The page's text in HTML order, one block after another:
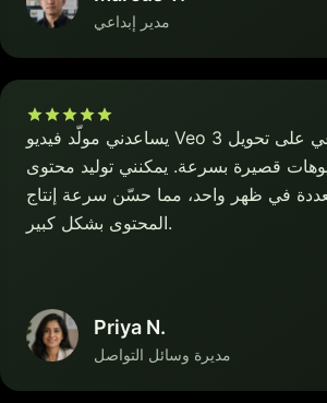
مدير إبداعي
يساعدني مولّد فيديو Veo 3 بالذكاء الاصطناعي على تحويل
قصيرة بسرعة. يمكنني توليد محتوى
في ظهر واحد، مما حسّن سرعة إنتاج
المحتوى بشكل كبير.
Priya N.
مديرة وسائل التواصل